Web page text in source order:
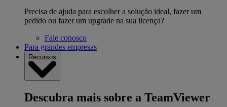
Precisa de ajuda para escolher a solução ideal, fazer um
pedido ou fazer um upgrade na sua licença?
Fale conosco
Para grandes empresas
Recursos
Descubra mais sobre a TeamViewer